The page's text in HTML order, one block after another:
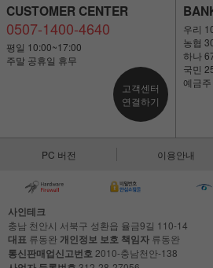
CUSTOMER CENTER
0507-1400-4640
평일 10:00~17:00
주말 공휴일 휴무
고객센터
연결하기
우리
농협
하나
국민
예금
PC 버전 이용안내
사인테크
충남 천안시 서북구 성환읍 율금9길 110-14
대표 류동완 개인정보 보호 책임자 류동완
통신판매업신고번호 2010-충남천안-138